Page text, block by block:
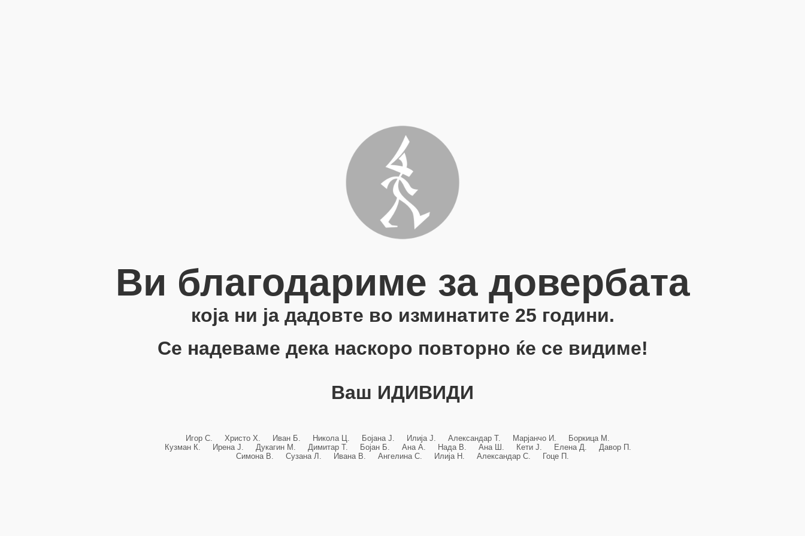
Ви благодариме за довербата
која ни ја дадовте во изминатите 25 години.
Се надеваме дека наскоро повторно ќе се видиме!
Ваш ИДИВИДИ
Игор С. Христо Х. Иван Б. Никола Ц. Бојана Ј. Илија Ј. Александар Т. Марјанчо И. Боркица М.
Кузман К. Ирена Ј. Дукагин М. Димитар Т. Бојан Б. Ана А. Нада В. Ана Ш. Кети Ј. Елена Д. Давор П.
Симона В. Сузана Л. Ивана В. Ангелина С. Илија Н. Александар С. Гоце П.